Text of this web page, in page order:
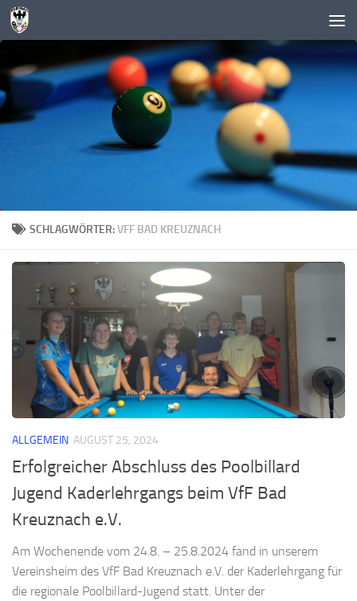
Zum Inhalt springen
SCHLAGWÖRTER:VFF BAD KREUZNACH
ALLGEMEIN AUGUST 25, 2024
Erfolgreicher Abschluss des Poolbillard
Jugend Kaderlehrgangs beim VfF Bad
Kreuznach e.V.
Am Wochenende vom 24.8. – 25.8.2024 fand in unserem
Vereinsheim des VfF Bad Kreuznach e.V. der Kaderlehrgang für
die regionale Poolbillard-Jugend statt. Unter der